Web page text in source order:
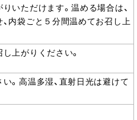
いただけます。温める場合は、
内袋ごと５分間温めてお召し上
上がりください。
。高温多湿、直射日光は避けて